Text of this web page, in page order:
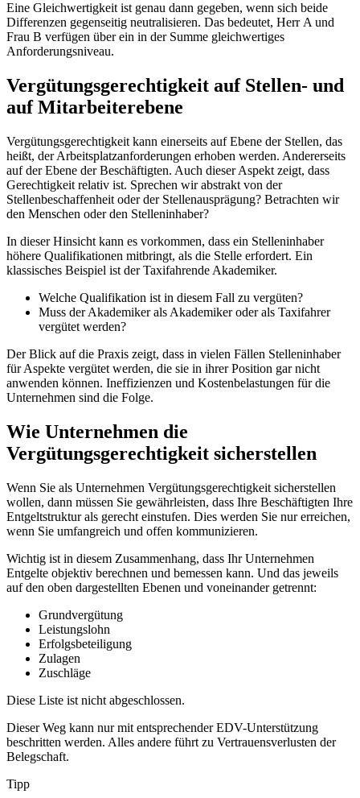
Eine Gleichwertigkeit ist genau dann gegeben, wenn sich beide
Differenzen gegenseitig neutralisieren. Das bedeutet, Herr A und
Frau B verfügen über ein in der Summe gleichwertiges
Anforderungsniveau.
Vergütungsgerechtigkeit auf Stellen- und
auf Mitarbeiterebene
Vergütungsgerechtigkeit kann einerseits auf Ebene der Stellen, das
heißt, der Arbeitsplatzanforderungen erhoben werden. Andererseits
auf der Ebene der Beschäftigten. Auch dieser Aspekt zeigt, dass
Gerechtigkeit relativ ist. Sprechen wir abstrakt von der
Stellenbeschaffenheit oder der Stellenausprägung? Betrachten wir
den Menschen oder den Stelleninhaber?
In dieser Hinsicht kann es vorkommen, dass ein Stelleninhaber
höhere Qualifikationen mitbringt, als die Stelle erfordert. Ein
klassisches Beispiel ist der Taxifahrende Akademiker.
Welche Qualifikation ist in diesem Fall zu vergüten?
Muss der Akademiker als Akademiker oder als Taxifahrer
vergütet werden?
Der Blick auf die Praxis zeigt, dass in vielen Fällen Stelleninhaber
für Aspekte vergütet werden, die sie in ihrer Position gar nicht
anwenden können. Ineffizienzen und Kostenbelastungen für die
Unternehmen sind die Folge.
Wie Unternehmen die
Vergütungsgerechtigkeit sicherstellen
Wenn Sie als Unternehmen Vergütungsgerechtigkeit sicherstellen
wollen, dann müssen Sie gewährleisten, dass Ihre Beschäftigten Ihre
Entgeltstruktur als gerecht einstufen. Dies werden Sie nur erreichen,
wenn Sie umfangreich und offen kommunizieren.
Wichtig ist in diesem Zusammenhang, dass Ihr Unternehmen
Entgelte objektiv berechnen und bemessen kann. Und das jeweils
auf den oben dargestellten Ebenen und voneinander getrennt:
Grundvergütung
Leistungslohn
Erfolgsbeteiligung
Zulagen
Zuschläge
Diese Liste ist nicht abgeschlossen.
Dieser Weg kann nur mit entsprechender EDV-Unterstützung
beschritten werden. Alles andere führt zu Vertrauensverlusten der
Belegschaft.
Tipp